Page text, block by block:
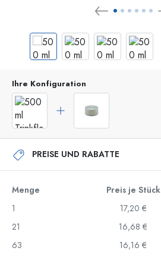
Ihre Konfiguration
PREISE UND RABATTE
Menge Preis je Stück
1
17,20 €
21
16,68 €
63
16,16 €